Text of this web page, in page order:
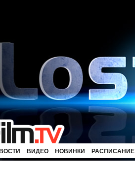
ВИДЕО НОВИНКИ РАСПИСАНИЕ